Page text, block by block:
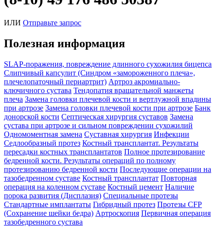
ИЛИ Отправьте запрос
Полезная информация
SLAP-поражения, повреждение длинного сухожилия бицепса
Слипчивый капсулит (Синдром «замороженного плеча»,
плечелопаточный периартрит) Артроз акромиально-
ключичного сустава Тендопатия вращательной манжеты
плеча Замена головки плечевой кости и вертлужной впадины
при артрозе Замена головки плечевой кости при артрозе Банк
донорской кости Септическая хирургия суставов Замена
сустава при артрозе и сильном повреждении сухожилий
Одномоментная замена Суставная хирургия Инфекции
Седлообразный протез Костный трансплантат. Результаты
пересадки костных трансплантатов Полное протезирование
бедренной кости. Результаты операций по полному
протезированию бедренной кости Последующие операции на
тазобедренном суставе Костный трансплантат Повторная
операция на коленном суставе Костный цемент Наличие
порока развития (Дисплазия) Специальные протезы
Стандартные имплантаты Гибридный протез Протезы CFP
(Сохранение шейки бедра) Артроскопия Первичная операция
тазобедренного сустава